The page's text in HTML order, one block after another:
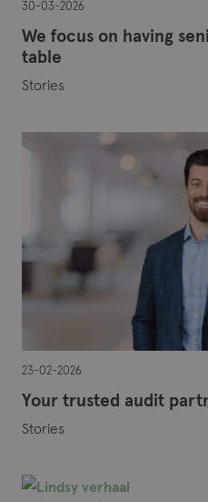
30-03-2026
We focus on having
table
Stories
23-02-2026
Your trusted audit
Stories